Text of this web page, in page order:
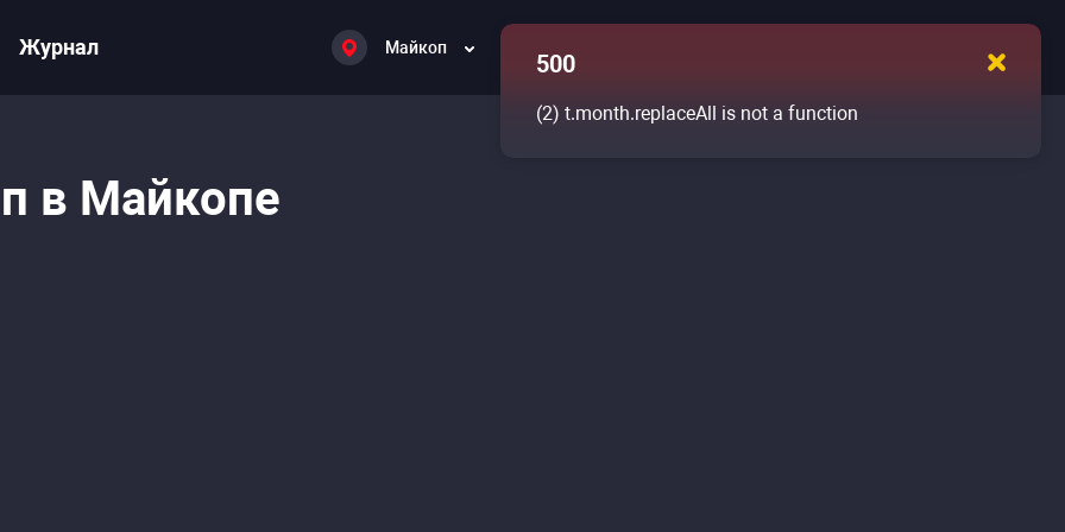
Журнал Майкоп
в Майкопе
500
(2) t.month.replaceAll is not a function